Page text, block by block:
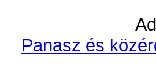
Panasz és